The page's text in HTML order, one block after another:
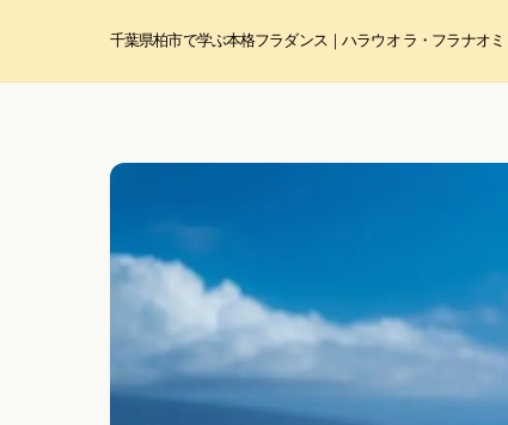
千葉県柏市で学ぶ本格フラダンス｜ハラウ オ ラ・フラ ナオミ